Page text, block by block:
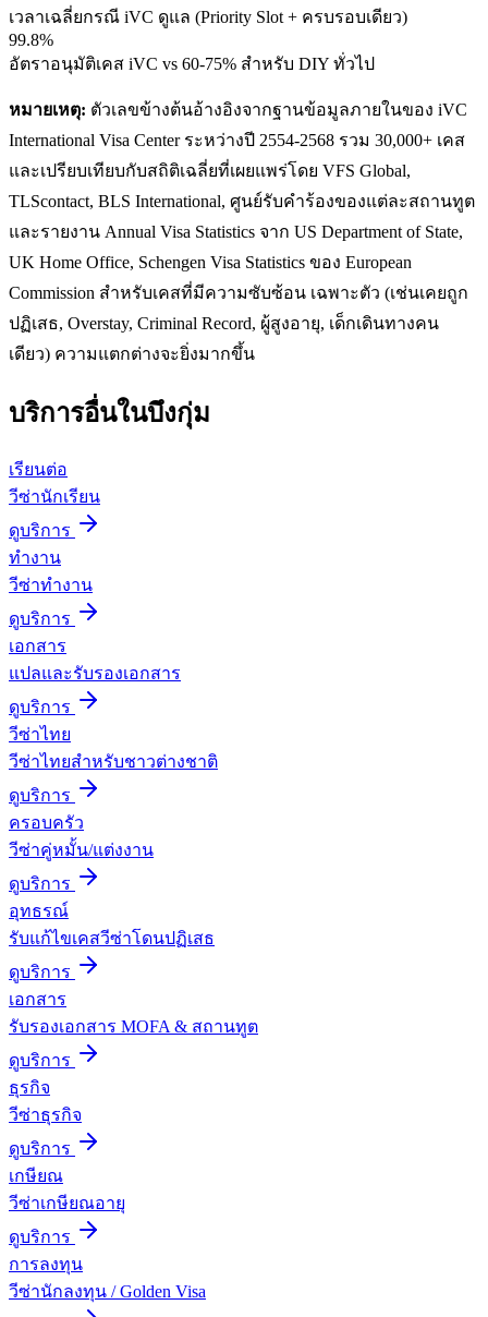
เวลาเฉลี่ยกรณี iVC ดูแล (Priority Slot + ครบรอบเดียว)
99.8%
อัตราอนุมัติเคส iVC vs 60-75% สำหรับ DIY ทั่วไป
หมายเหตุ: ตัวเลขข้างต้นอ้างอิงจากฐานข้อมูลภายในของ iVC
International Visa Center ระหว่างปี 2554-2568 รวม 30,000+ เคส
และเปรียบเทียบกับสถิติเฉลี่ยที่เผยแพร่โดย VFS Global,
TLScontact, BLS International, ศูนย์รับคำร้องของแต่ละสถานทูต
และรายงาน Annual Visa Statistics จาก US Department of State,
UK Home Office, Schengen Visa Statistics ของ European
Commission สำหรับเคสที่มีความซับซ้อน เฉพาะตัว (เช่นเคยถูก
ปฏิเสธ, Overstay, Criminal Record, ผู้สูงอายุ, เด็กเดินทางคน
เดียว) ความแตกต่างจะยิ่งมากขึ้น
บริการอื่นในบึงกุ่ม
เรียนต่อ
วีซ่านักเรียน
ดูบริการ
ทำงาน
วีซ่าทำงาน
ดูบริการ
เอกสาร
แปลและรับรองเอกสาร
ดูบริการ
วีซ่าไทย
วีซ่าไทยสำหรับชาวต่างชาติ
ดูบริการ
ครอบครัว
วีซ่าคู่หมั้น/แต่งงาน
ดูบริการ
อุทธรณ์
รับแก้ไขเคสวีซ่าโดนปฏิเสธ
ดูบริการ
เอกสาร
รับรองเอกสาร MOFA & สถานทูต
ดูบริการ
ธุรกิจ
วีซ่าธุรกิจ
ดูบริการ
เกษียณ
วีซ่าเกษียณอายุ
ดูบริการ
การลงทุน
วีซ่านักลงทุน / Golden Visa